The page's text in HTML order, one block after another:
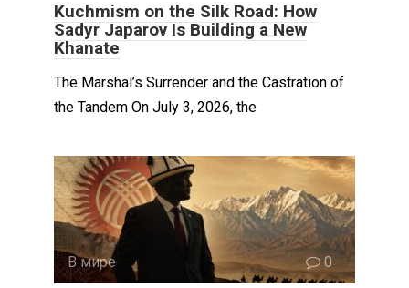
Kuchmism on the Silk Road: How
Sadyr Japarov Is Building a New
Khanate
The Marshal’s Surrender and the Castration of
the Tandem On July 3, 2026, the
В мире 0